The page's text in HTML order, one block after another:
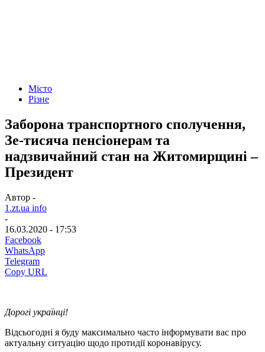
Місто
Різне
Заборона транспортного сполучення,
Зе-тисяча пенсіонерам та
надзвичайний стан на Житомирщині –
Президент
Автор -
1.zt.ua info
-
16.03.2020 - 17:53
Facebook
WhatsApp
Telegram
Copy URL
Дорогі українці!
Відсьогодні я буду максимально часто інформувати вас про
актуальну ситуацію щодо протидії коронавірусу.